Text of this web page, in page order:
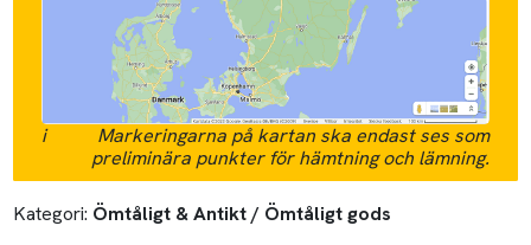
i
Markeringarna på kartan ska endast ses som
preliminära punkter för hämtning och lämning.
Kategori: Ömtåligt & Antikt / Ömtåligt gods